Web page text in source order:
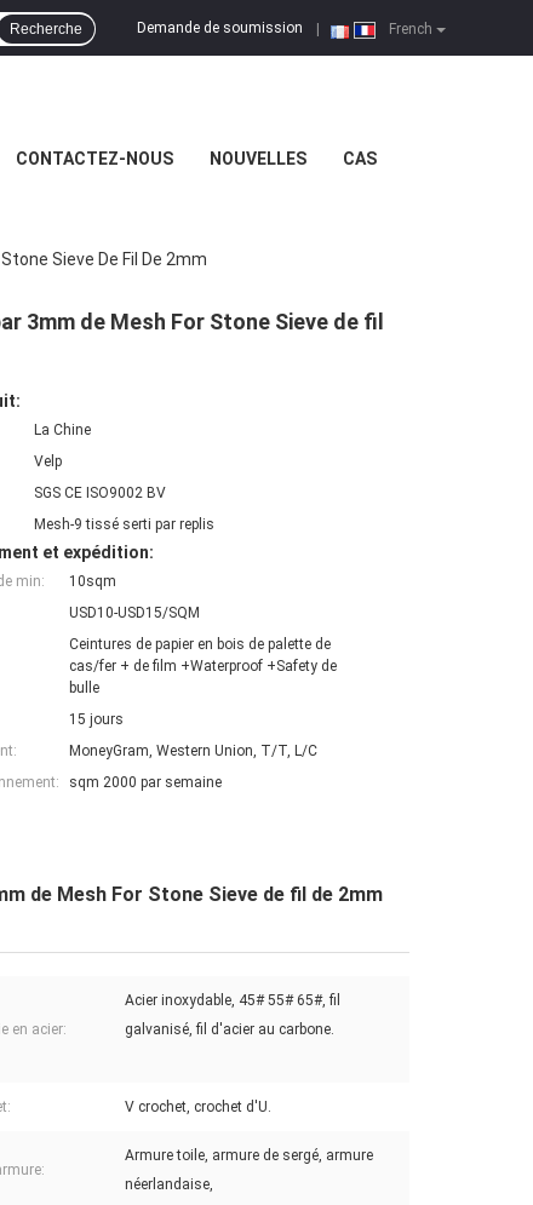
French
Demande de soumission
Recherche
CONTACTEZ-NOUS NOUVELLES CAS
Sieve De Fil De 2mm
3mm de Mesh For Stone Sieve de fil
La Chine
Velp
SGS CE ISO9002 BV
Mesh-9 tissé serti par replis
et expédition:
min:
10sqm
USD10-USD15/SQM
Ceintures de papier en bois de palette de
cas/fer + de film +Waterproof +Safety de
bulle
15 jours
MoneyGram, Western Union, T/T, L/C
sqm 2000 par semaine
de Mesh For Stone Sieve de fil de 2mm
en acier:
Acier inoxydable, 45# 55# 65#, fil
galvanisé, fil d'acier au carbone.
V crochet, crochet d'U.
Armure toile, armure de sergé, armure
néerlandaise,